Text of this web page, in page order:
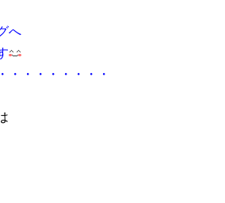
へ
・・・・・・・・